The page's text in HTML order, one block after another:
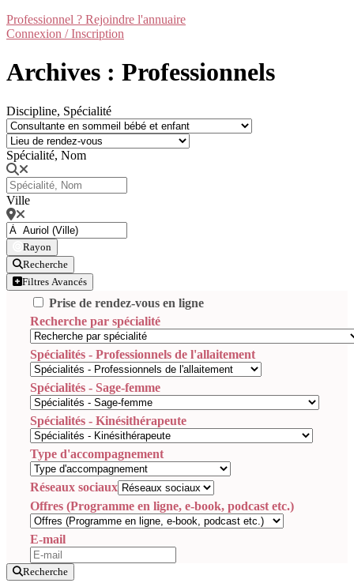
Professionnel ? Rejoindre l'annuaire
Connexion / Inscription
Archives : Professionnels
Discipline, Spécialité
Spécialité, Nom
Ville
Rayon
Recherche
Filtres Avancés
Prise de rendez-vous en ligne
Recherche par spécialité
Spécialités - Professionnels de l'allaitement
Spécialités - Sage-femme
Spécialités - Kinésithérapeute
Type d'accompagnement
Réseaux sociaux
Offres (Programme en ligne, e-book, podcast etc.)
E-mail
Recherche